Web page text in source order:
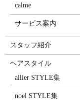
calme
サービス案内
スタッフ紹介
ヘアスタイル
allier STYLE集
noel STYLE集